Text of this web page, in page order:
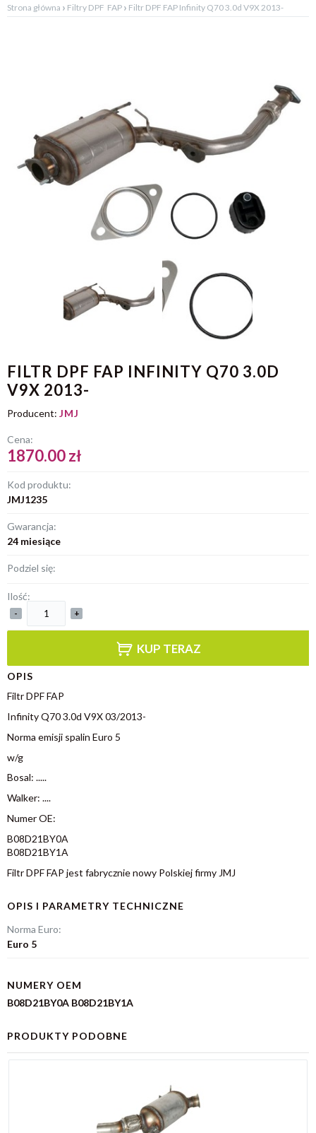
Strona główna › Filtry DPF FAP › Filtr DPF FAP Infinity Q70 3.0d V9X 2013-
FILTR DPF FAP INFINITY Q70 3.0D
V9X 2013-
Producent: JMJ
Cena:
1870.00 zł
Kod produktu:
JMJ1235
Gwarancja:
24 miesiące
Podziel się:
Ilość:
- +
KUP TERAZ
OPIS
Filtr DPF FAP
Infinity Q70 3.0d V9X 03/2013-
Norma emisji spalin Euro 5
w/g
Bosal: .....
Walker: ....
Numer OE:
B08D21BY0A
B08D21BY1A
Filtr DPF FAP jest fabrycznie nowy Polskiej firmy JMJ
OPIS I PARAMETRY TECHNICZNE
Norma Euro:
Euro 5
NUMERY OEM
B08D21BY0A B08D21BY1A
PRODUKTY PODOBNE